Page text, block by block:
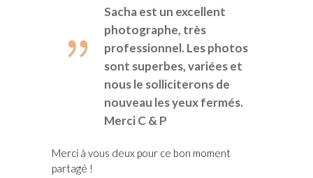
Sacha est un excellent
photographe, très
professionnel. Les photos
sont superbes, variées et
nous le solliciterons de
nouveau les yeux fermés.
Merci C & P
Merci à vous deux pour ce bon moment
partagé !